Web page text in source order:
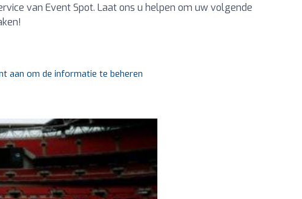
van Event Spot. Laat ons u helpen om uw volgende
aan om de informatie te beheren